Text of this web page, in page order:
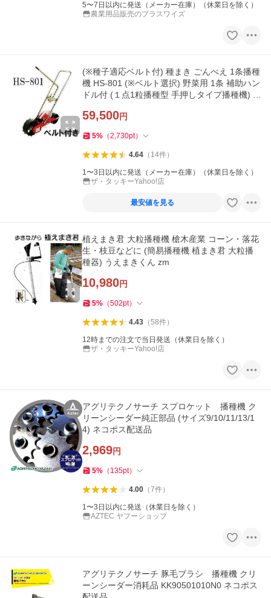
5〜7日以内に発送（メーカー在庫）（休業日を除く）
農業用品販売のプラスワイズ
(※種子適応ベルト付) 種まき ごんべえ 1条播種
機 HS-801 (※ベルト選択) 野菜用 1条 補助ハン
ドル付 (１点1粒播種型 手押しタイプ播種機) 向
59,500円
5% （2,730pt）
4.64（ 14件）
1〜3日以内に発送（メーカー在庫）（休業日を除く）
ザ・タッキーYahoo!店
最安値を見る
植えまき君 大粒播種機 槍木産業 コーン・落花
生・枝豆などに (簡易播種機 植まき君 大粒播
種器) うえまきくん zm
10,980円
5% （502pt）
4.43（58件）
12時までの注文で当日発送（休業日を除く）
ザ・タッキーYahoo!店
アグリテクノサーチ スプロケット 播種機 ク
リーンシーダー純正部品 (サイズ9/10/11/13/1
4) ネコポス配送品
2,969円
5% （ 135pt）
4.00（7件）
1〜3日以内に発送（休業日を除く）
AZTEC ヤフーショップ
アグリテクノサーチ 豚毛ブラシ 播種機 クリ
ーンシーダー消耗品 KK90501010N0 ネコポス